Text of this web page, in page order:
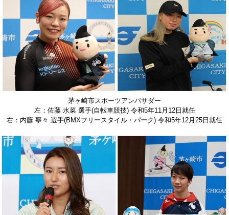
茅ヶ崎市スポーツアンバサダー
左：佐藤 水菜 選手(自転車競技) 令和5年11月12日就任
右：内藤 寧々 選手(BMXフリースタイル・パーク) 令和5年12月25日就任